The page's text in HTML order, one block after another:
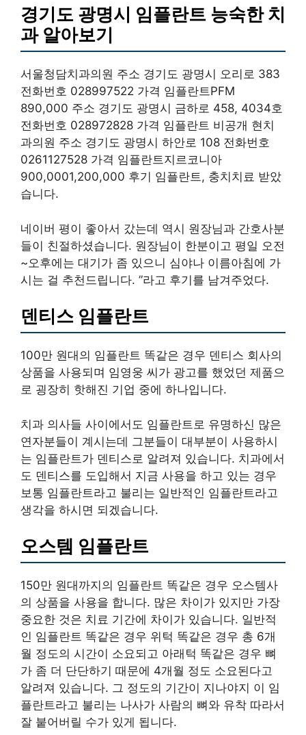
경기도 광명시 임플란트 능숙한 치
과 알아보기
서울청담치과의원 주소 경기도 광명시 오리로 383
전화번호 028997522 가격 임플란트PFM
890,000 주소 경기도 광명시 금하로 458, 4034호
전화번호 028972828 가격 임플란트 비공개 현치
과의원 주소 경기도 광명시 하안로 108 전화번호
0261127528 가격 임플란트지르코니아
900,0001,200,000 후기 임플란트, 충치치료 받았
습니다.
네이버 평이 좋아서 갔는데 역시 원장님과 간호사분
들이 친절하셨습니다. 원장님이 한분이고 평일 오전
~오후에는 대기가 좀 있으니 심야나 이름아침에 가
시는 걸 추천드립니다. ”라고 후기를 남겨주었다.
덴티스 임플란트
100만 원대의 임플란트 똑같은 경우 덴티스 회사의
상품을 사용되며 임영웅 씨가 광고를 했었던 제품으
로 굉장히 핫해진 기업 중에 하나입니다.
치과 의사들 사이에서도 임플란트로 유명하신 많은
연자분들이 계시는데 그분들이 대부분이 사용하시
는 임플란트가 덴티스로 알려져 있습니다. 치과에서
도 덴티스를 도입해서 지금 사용을 하고 있는 경우
보통 임플란트라고 불리는 일반적인 임플란트라고
생각을 하시면 되겠습니다.
오스템 임플란트
150만 원대까지의 임플란트 똑같은 경우 오스템사
의 상품을 사용을 합니다. 많은 차이가 있지만 가장
중요한 것은 치료 기간에 차이가 있습니다. 일반적
인 임플란트 똑같은 경우 위턱 똑같은 경우 총 6개
월 정도의 시간이 소요되고 아래턱 똑같은 경우 뼈
가 좀 더 단단하기 때문에 4개월 정도 소요된다고
알려져 있습니다. 그 정도의 기간이 지나야지 이 임
플란트라고 불리는 나사가 사람의 뼈와 유착 따라서
잘 붙어버릴 수가 있게 됩니다.